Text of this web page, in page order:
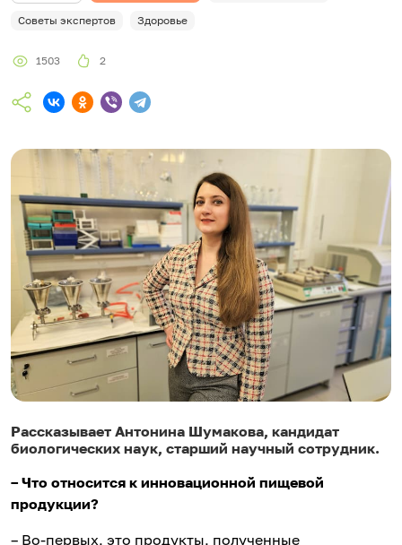
Советы экспертов Здоровье
1503 2
Рассказывает Антонина Шумакова, кандидат
биологических наук, старший научный сотрудник.
– Что относится к инновационной пищевой
продукции?
– Во-первых, это продукты, полученные